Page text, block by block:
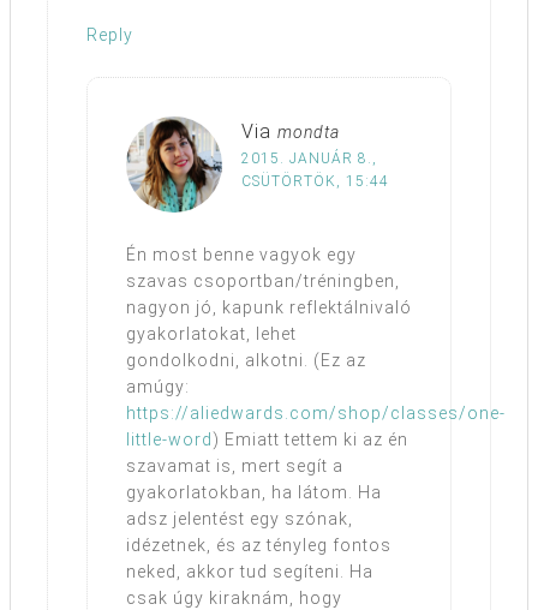
Reply
Via mondta
2015. JANUÁR 8.,
CSÜTÖRTÖK, 15:44
Én most benne vagyok egy
szavas csoportban/tréningben,
nagyon jó, kapunk reflektálnivaló
gyakorlatokat, lehet
gondolkodni, alkotni. (Ez az
amúgy:
https://aliedwards.com/shop/classes/one-
little-word ) Emiatt tettem ki az én
szavamat is, mert segít a
gyakorlatokban, ha látom. Ha
adsz jelentést egy szónak,
idézetnek, és az tényleg fontos
neked, akkor tud segíteni. Ha
csak úgy kiraknám, hogy